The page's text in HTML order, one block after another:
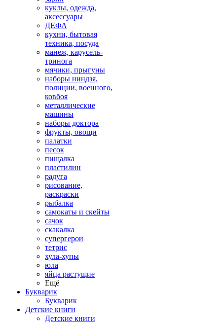
куклы, одежда,
аксессуары
ДЕФА
кухни, бытовая
техника, посуда
манеж, карусель-
тринога
мячики, прыгуны
наборы ниндзя,
полиции, военного,
ковбоя
металлические
машины
наборы доктора
фрукты, овощи
палатки
песок
пищалка
пластилин
радуга
рисование,
раскраски
рыбалка
самокаты и скейты
сачок
скакалка
супергерои
тетрис
хула-хупы
юла
яйца растущие
Ещё
Букварик
Букварик
Детские книги
Детские книги